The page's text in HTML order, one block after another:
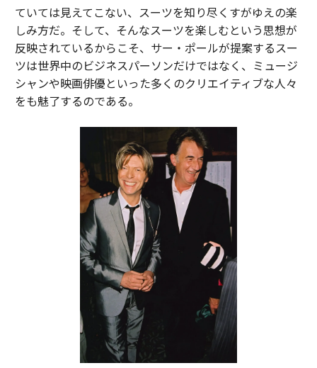
ていては見えてこない、スーツを知り尽くすがゆえの楽
しみ方だ。そして、そんなスーツを楽しむという思想が
反映されているからこそ、サー・ポールが提案するスー
ツは世界中のビジネスパーソンだけではなく、ミュージ
シャンや映画俳優といった多くのクリエイティブな人々
をも魅了するのである。